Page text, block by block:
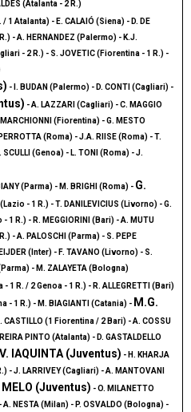
(Atalanta - 2 R.)
/ 1 Atalanta) - E. CALAIÓ (Siena) - D. DE
- A. HERNANDEZ (Palermo) - K.J.
- 2 R.) - S. JOVETIC (Fiorentina - 1 R.) -
- I. BUDAN (Palermo) - D. CONTI (Cagliari) -
- A. LAZZARI (Cagliari) - C. MAGGIO
(Fiorentina) - G. MESTO
(Roma) - J.A. RIISE (Roma) - T.
(Genoa) - L. TONI (Roma) - J.
(Parma) - M. BRIGHI (Roma) - G.
- 1 R.) - T. DANILEVICIUS (Livorno) - G.
1 R.) - R. MEGGIORINI (Bari) - A. MUTU
- A. PALOSCHI (Parma) - S. PEPE
(Inter) - F. TAVANO (Livorno) - S.
- M. ZALAYETA (Bologna)
- 1 R. / 2 Genoa - 1 R.) - R. ALLEGRETTI (Bari)
- 1 R.) - M. BIAGIANTI (Catania) - M.G.
CASTILLO (1 Fiorentina / 2 Bari) - A. COSSU
PINTO (Atalanta) - D. GASTALDELLO
V. IAQUINTA (Juventus) - H. KHARJA
- J. LARRIVEY (Cagliari) - A. MANTOVANI
MELO (Juventus) - O. MILANETTO
NESTA (Milan) - P. OSVALDO (Bologna) -